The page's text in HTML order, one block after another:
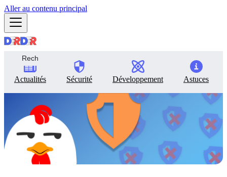
Aller au contenu principal
Actualités Sécurité Développement Astuces